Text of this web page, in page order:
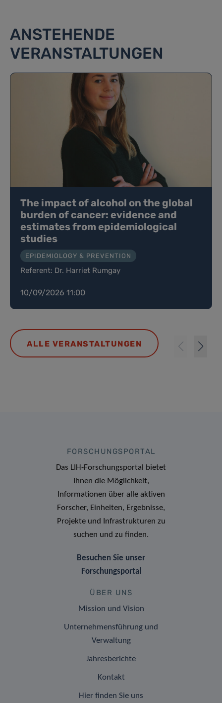
ANSTEHENDE
VERANSTALTUNGEN
The impact of alcohol on the global
burden of cancer: evidence and
estimates from epidemiological
studies
EPIDEMIOLOGY & PREVENTION
Referent: Dr. Harriet Rumgay
10/09/2026 11:00
ALLE VERANSTALTUNGEN
FORSCHUNGSPORTAL
Das LIH-Forschungsportal bietet
Ihnen die Möglichkeit,
Informationen über alle aktiven
Forscher, Einheiten, Ergebnisse,
Projekte und Infrastrukturen zu
suchen und zu finden.
Besuchen Sie unser
Forschungsportal
ÜBER UNS
Mission und Vision
Unternehmensführung und
Verwaltung
Jahresberichte
Kontakt
Hier finden Sie uns